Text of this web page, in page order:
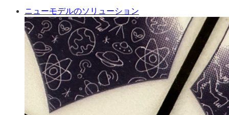
ニューモデルのソリューション